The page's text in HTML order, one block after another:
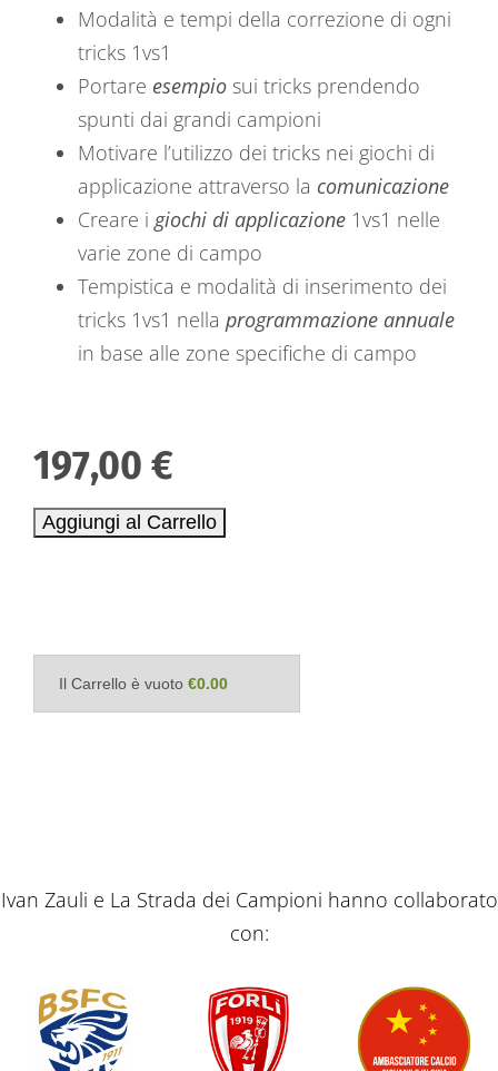
Modalità e tempi della correzione di ogni
tricks 1vs1
Portare esempio sui tricks prendendo
spunti dai grandi campioni
Motivare l’utilizzo dei tricks nei giochi di
applicazione attraverso la comunicazione
Creare i giochi di applicazione 1vs1 nelle
varie zone di campo
Tempistica e modalità di inserimento dei
tricks 1vs1 nella programmazione annuale
in base alle zone specifiche di campo
197,00 €
Il Carrello è vuoto €0.00
Ivan Zauli e La Strada dei Campioni hanno collaborato
con: